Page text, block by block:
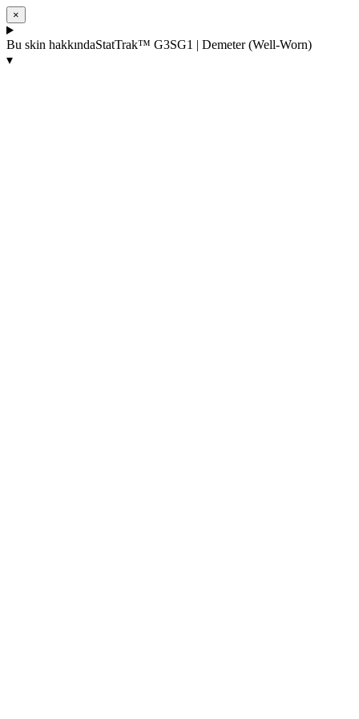
×
Bu skin hakkındaStatTrak™ G3SG1 | Demeter (Well-Worn)
▾